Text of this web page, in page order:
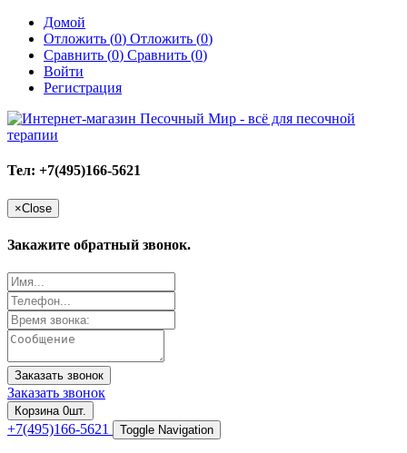
Домой
Отложить (0) Отложить (0)
Сравнить (0) Сравнить (0)
Войти
Регистрация
Тел: +7(495)166-5621
×Close
Закажите обратный звонок.
Заказать звонок
Заказать звонок
Корзина 0шт.
+7(495)166-5621 Toggle Navigation